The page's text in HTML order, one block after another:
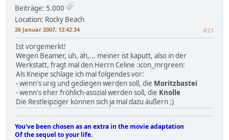
Beiträge: 5.000
Location: Rocky Beach
26 Januar 2007, 12:42:34 #21
Ist vorgemerkt!
Wegen Beamer, uh, äh,... meiner ist kaputt, also in der
Werkstatt, fragt mal den Herrn Celine :icon_mrgreen:
Als Kneipe schlage ich mal folgendes vor:
- wenn's urig und gediegen werden soll, die Moritzbastei
- wenn's eher fröhlich-asozial werden soll, die Knolle
Die Restleipziger können sich ja mal dazu äußern ;)
You've been chosen as an extra in the movie adaptation
Of the sequel to your life.